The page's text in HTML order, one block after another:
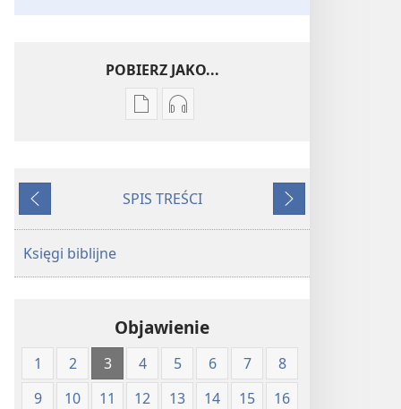
POBIERZ JAKO...
Ustawienia
Pismo
(wydanie
z
roku
1997)
Ustawienia
Pismo
(wydanie
z
roku
1997)
Wstecz
SPIS TREŚCI
Dalej
Księgi biblijne
Objawienie
1 2 3 4 5 6 7
8
9
10 11 12 13 14 15
16